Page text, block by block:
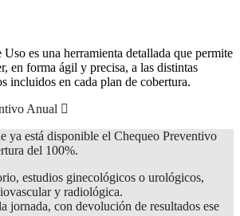
es una herramienta detallada que permite
en forma ágil y precisa, a las distintas
incluidos en cada plan de cobertura.
Anual
ya está disponible el Chequeo Preventivo
del 100%.
estudios ginecológicos o urológicos,
y radiológica.
jornada, con devolución de resultados ese